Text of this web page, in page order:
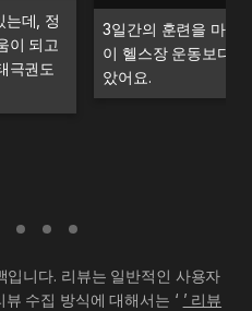
는데, 정
이 되고
극권도
3일간의 훈련을 마치
이 헬스장 운동보다
았어요.
입니다. 리뷰는 일반적인 사용자
수집 방식에 대해서는 ‘ ’ 리뷰